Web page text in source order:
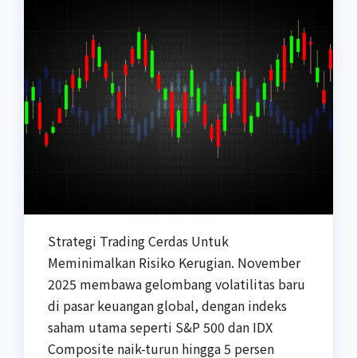
Strategi Trading Cerdas Untuk
Meminimalkan Risiko Kerugian. November
2025 membawa gelombang volatilitas baru
di pasar keuangan global, dengan indeks
saham utama seperti S&P 500 dan IDX
Composite naik-turun hingga 5 persen